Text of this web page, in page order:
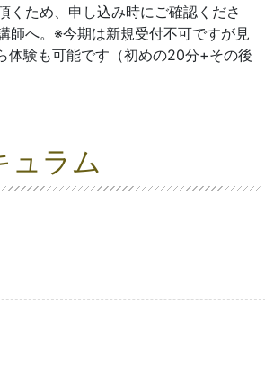
くため、申し込み時にご確認くださ
師へ。※今期は新規受付不可ですが見
体験も可能です（初めの20分+その後
ュラム